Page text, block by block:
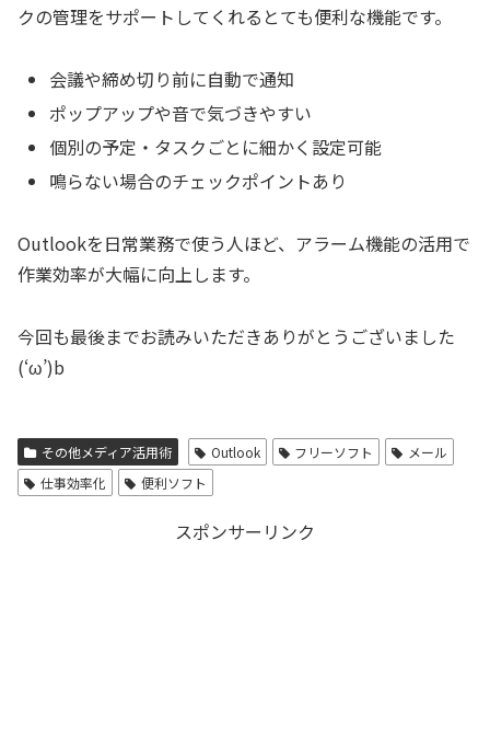
クの管理をサポートしてくれるとても便利な機能です。
会議や締め切り前に自動で通知
ポップアップや音で気づきやすい
個別の予定・タスクごとに細かく設定可能
鳴らない場合のチェックポイントあり
Outlookを日常業務で使う人ほど、アラーム機能の活用で
作業効率が大幅に向上します。
今回も最後までお読みいただきありがとうございました
(‘ω’)b
その他メディア活用術 Outlook フリーソフト
メール
仕事効率化
便利ソフト
スポンサーリンク